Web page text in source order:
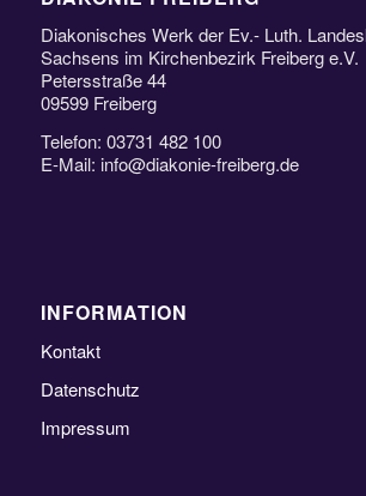
Diakonisches Werk der Ev.- Luth.
Sachsens im Kirchenbezirk Freiberg e.V.
Petersstraße 44
09599 Freiberg
Telefon: 03731 482 100
E-Mail: info@diakonie-freiberg.de
INFORMATION
Kontakt
Datenschutz
Impressum